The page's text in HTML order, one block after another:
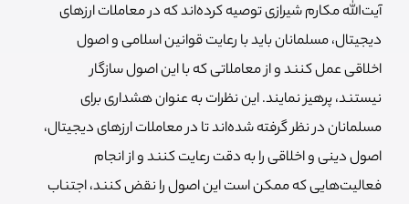
آیت‌الله مکارم شیرازی توصیه کرده‌اند که در معاملات ارزهای
دیجیتال، مسلمانان باید با رعایت قوانین اسلامی و اصول
اخلاقی عمل کنند و از معاملاتی که با این اصول سازگار
نیستند، پرهیز نمایند. این نظرات به عنوان هشداری برای
مسلمانان در نظر گرفته شده‌اند تا در معاملات ارزهای دیجیتال،
اصول دینی و اخلاقی را به دقت رعایت کنند و از انجام
فعالیت‌هایی که ممکن است این اصول را نقض کنند، اجتناب